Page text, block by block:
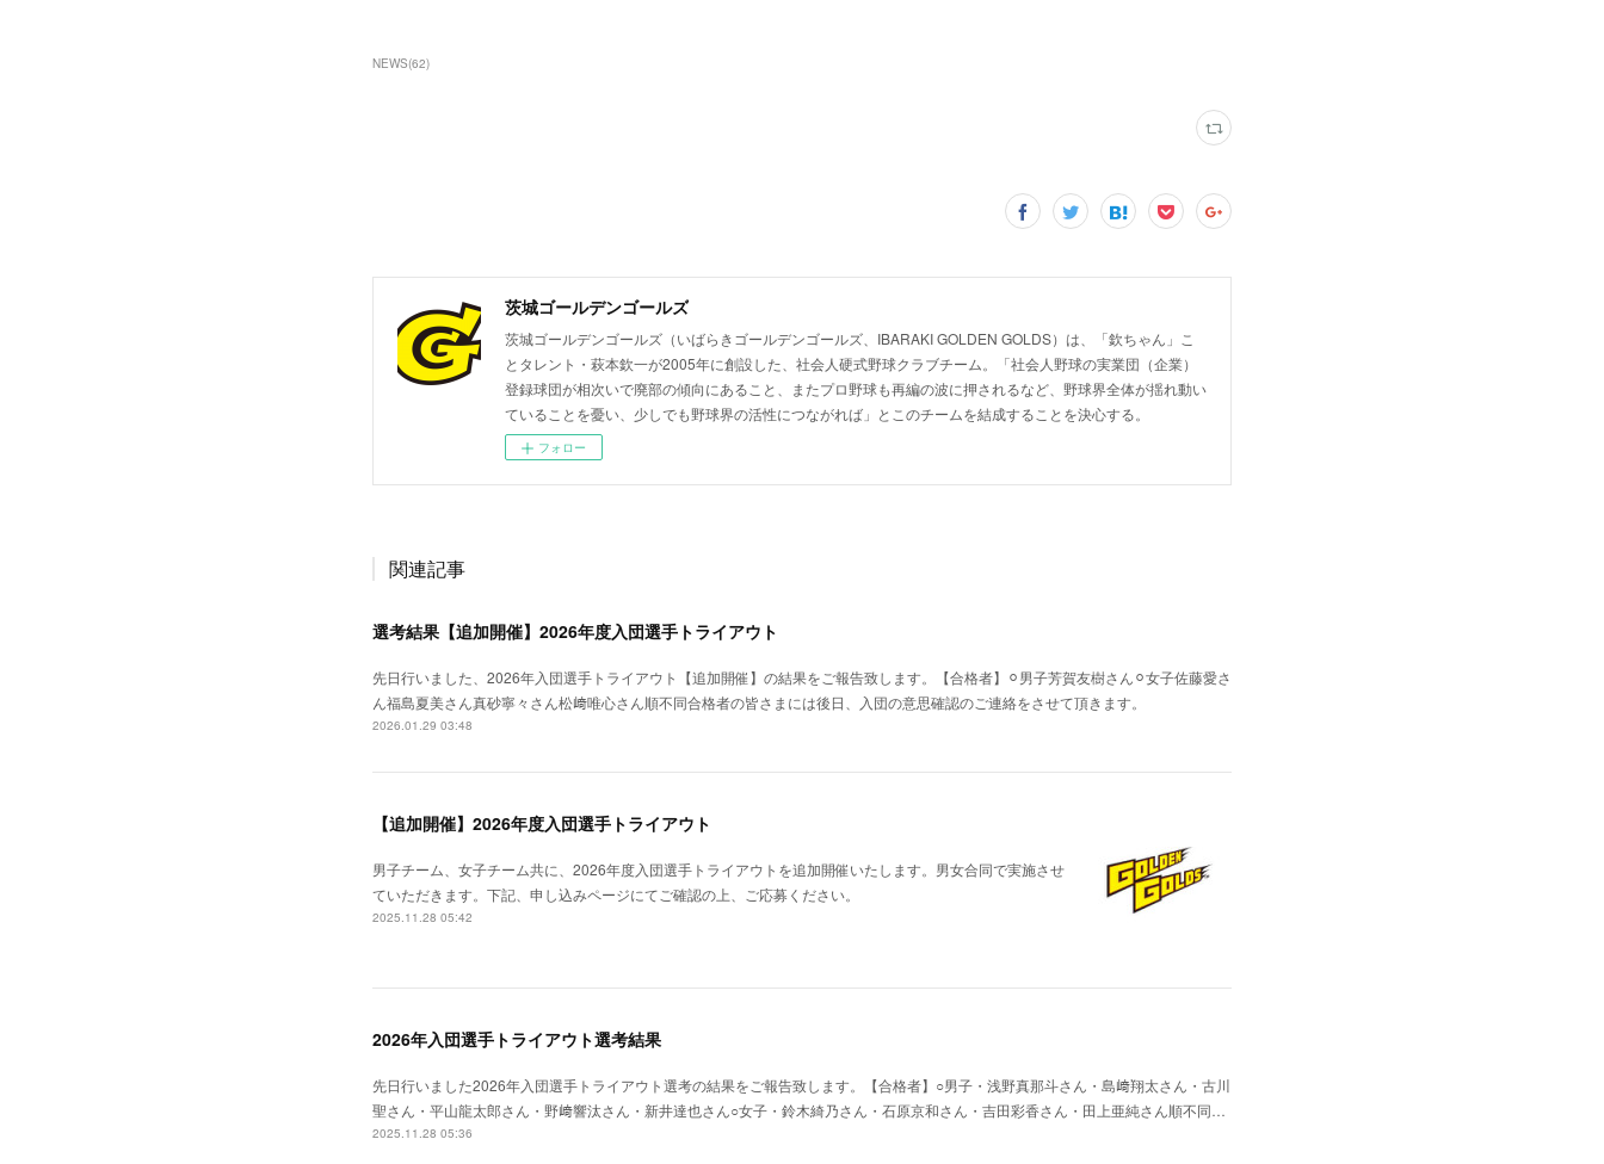
NEWS(62)
茨城ゴールデンゴールズ
茨城ゴールデンゴールズ（いばらきゴールデンゴールズ、IBARAKI GOLDEN GOLDS）は、「欽ちゃん」こ
とタレント・萩本欽一が2005年に創設した、社会人硬式野球クラブチーム。「社会人野球の実業団（企業）
登録球団が相次いで廃部の傾向にあること、またプロ野球も再編の波に押されるなど、野球界全体が揺れ動い
ていることを憂い、少しでも野球界の活性につながれば」とこのチームを結成することを決心する。
フォロー
関連記事
選考結果【追加開催】2026年度入団選手トライアウト
先日行いました、2026年入団選手トライアウト【追加開催】の結果をご報告致します。【合格者】⚪︎男子芳賀友樹さん⚪︎女子佐藤愛さ
ん福島夏美さん真砂寧々さん松﨑唯心さん順不同合格者の皆さまには後日、入団の意思確認のご連絡をさせて頂きます。
2026.01.29 03:48
【追加開催】2026年度入団選手トライアウト
男子チーム、女子チーム共に、2026年度入団選手トライアウトを追加開催いたします。男女合同で実施させ
ていただきます。下記、申し込みページにてご確認の上、ご応募ください。
2025.11.28 05:42
2026年入団選手トライアウト選考結果
先日行いました2026年入団選手トライアウト選考の結果をご報告致します。【合格者】○男子・浅野真那斗さん・島﨑翔太さん・古川
聖さん・平山龍太郎さん・野﨑響汰さん・新井達也さん○女子・鈴木綺乃さん・石原京和さん・吉田彩香さん・田上亜純さん順不同…
2025.11.28 05:36